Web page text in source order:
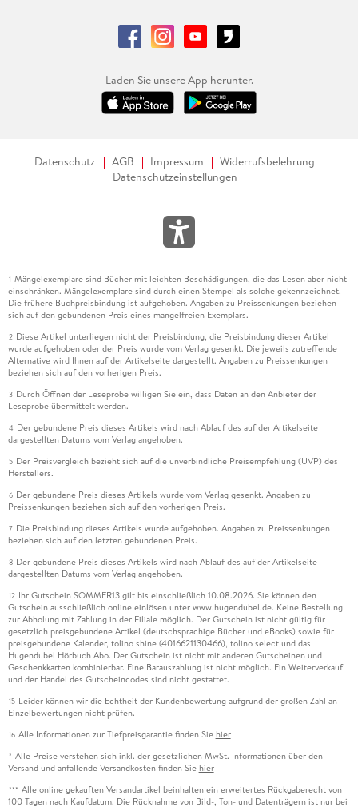
Laden Sie unsere App herunter.
Datenschutz AGB Impressum
Widerrufsbelehrung
Datenschutzeinstellungen
1 Mängelexemplare sind Bücher mit leichten Beschädigungen, die das Lesen aber nicht
einschränken. Mängelexemplare sind durch einen Stempel als solche gekennzeichnet.
Die frühere Buchpreisbindung ist aufgehoben. Angaben zu Preissenkungen beziehen
sich auf den gebundenen Preis eines mangelfreien Exemplars.
2 Diese Artikel unterliegen nicht der Preisbindung, die Preisbindung dieser Artikel
wurde aufgehoben oder der Preis wurde vom Verlag gesenkt. Die jeweils zutreffende
Alternative wird Ihnen auf der Artikelseite dargestellt. Angaben zu Preissenkungen
beziehen sich auf den vorherigen Preis.
3 Durch Öffnen der Leseprobe willigen Sie ein, dass Daten an den Anbieter der
Leseprobe übermittelt werden.
4 Der gebundene Preis dieses Artikels wird nach Ablauf des auf der Artikelseite
dargestellten Datums vom Verlag angehoben.
5 Der Preisvergleich bezieht sich auf die unverbindliche Preisempfehlung (UVP) des
Herstellers.
6 Der gebundene Preis dieses Artikels wurde vom Verlag gesenkt. Angaben zu
Preissenkungen beziehen sich auf den vorherigen Preis.
7 Die Preisbindung dieses Artikels wurde aufgehoben. Angaben zu Preissenkungen
beziehen sich auf den letzten gebundenen Preis.
8 Der gebundene Preis dieses Artikels wird nach Ablauf des auf der Artikelseite
dargestellten Datums vom Verlag angehoben.
12 Ihr Gutschein SOMMER13 gilt bis einschließlich 10.08.2026. Sie können den
Gutschein ausschließlich online einlösen unter www.hugendubel.de. Keine Bestellung
zur Abholung mit Zahlung in der Filiale möglich. Der Gutschein ist nicht gültig für
gesetzlich preisgebundene Artikel (deutschsprachige Bücher und eBooks) sowie für
preisgebundene Kalender, tolino shine (4016621130466), tolino select und das
Hugendubel Hörbuch Abo. Der Gutschein ist nicht mit anderen Gutscheinen und
Geschenkkarten kombinierbar. Eine Barauszahlung ist nicht möglich. Ein Weiterverkauf
und der Handel des Gutscheincodes sind nicht gestattet.
15 Leider können wir die Echtheit der Kundenbewertung aufgrund der großen Zahl an
Einzelbewertungen nicht prüfen.
16 Alle Informationen zur Tiefpreisgarantie finden Sie hier
* Alle Preise verstehen sich inkl. der gesetzlichen MwSt. Informationen über den
Versand und anfallende Versandkosten finden Sie hier
*** Alle online gekauften Versandartikel beinhalten ein erweitertes Rückgaberecht von
100 Tagen nach Kaufdatum. Die Rücknahme von Bild-, Ton- und Datenträgern ist nur bei